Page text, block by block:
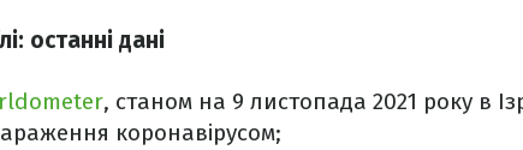
останні дані
, станом на 9 листопада 2021 року в
коронавірусом;